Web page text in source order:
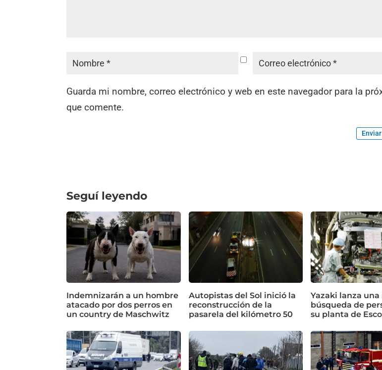
Guarda mi nombre, correo electrónico y web en este navegador para la
que comente.
Seguí leyendo
Indemnizarán a un hombre
atacado por dos perros en
un country de Maschwitz
Autopistas del Sol inició la
reconstrucción de la
pasarela del kilómetro 50
Yazaki lanza una
búsqueda de
su planta de